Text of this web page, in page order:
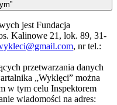
jest Fundacja
Kalinowe 21, lok. 89, 31-
, nr tel.:
przetwarzania danych
„Wyklęci” można
w tym celu Inspektorem
wiadomości na adres: